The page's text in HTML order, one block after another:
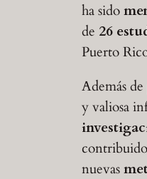
ha sido
de 26
Puerto
Además
y valiosa
contribuido
nuevas